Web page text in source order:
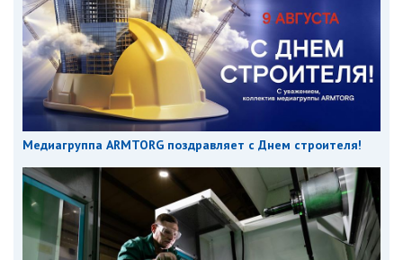
Медиагруппа ARMTORG поздравляет с Днем строителя!